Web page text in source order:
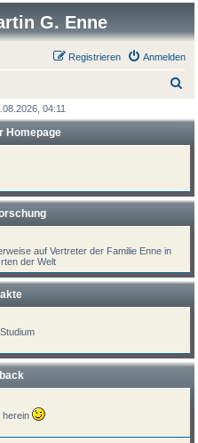
G. Enne
Anmelden
Registrieren
c
h
04:11
Homepage
auf Vertreter der Familie Enne in
der Welt
herein